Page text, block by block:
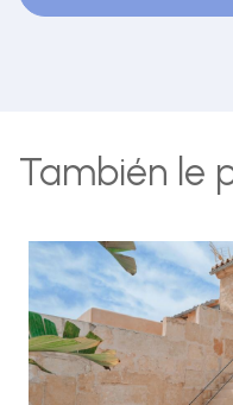
También le